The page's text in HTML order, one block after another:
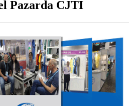
Pazarda CJTI